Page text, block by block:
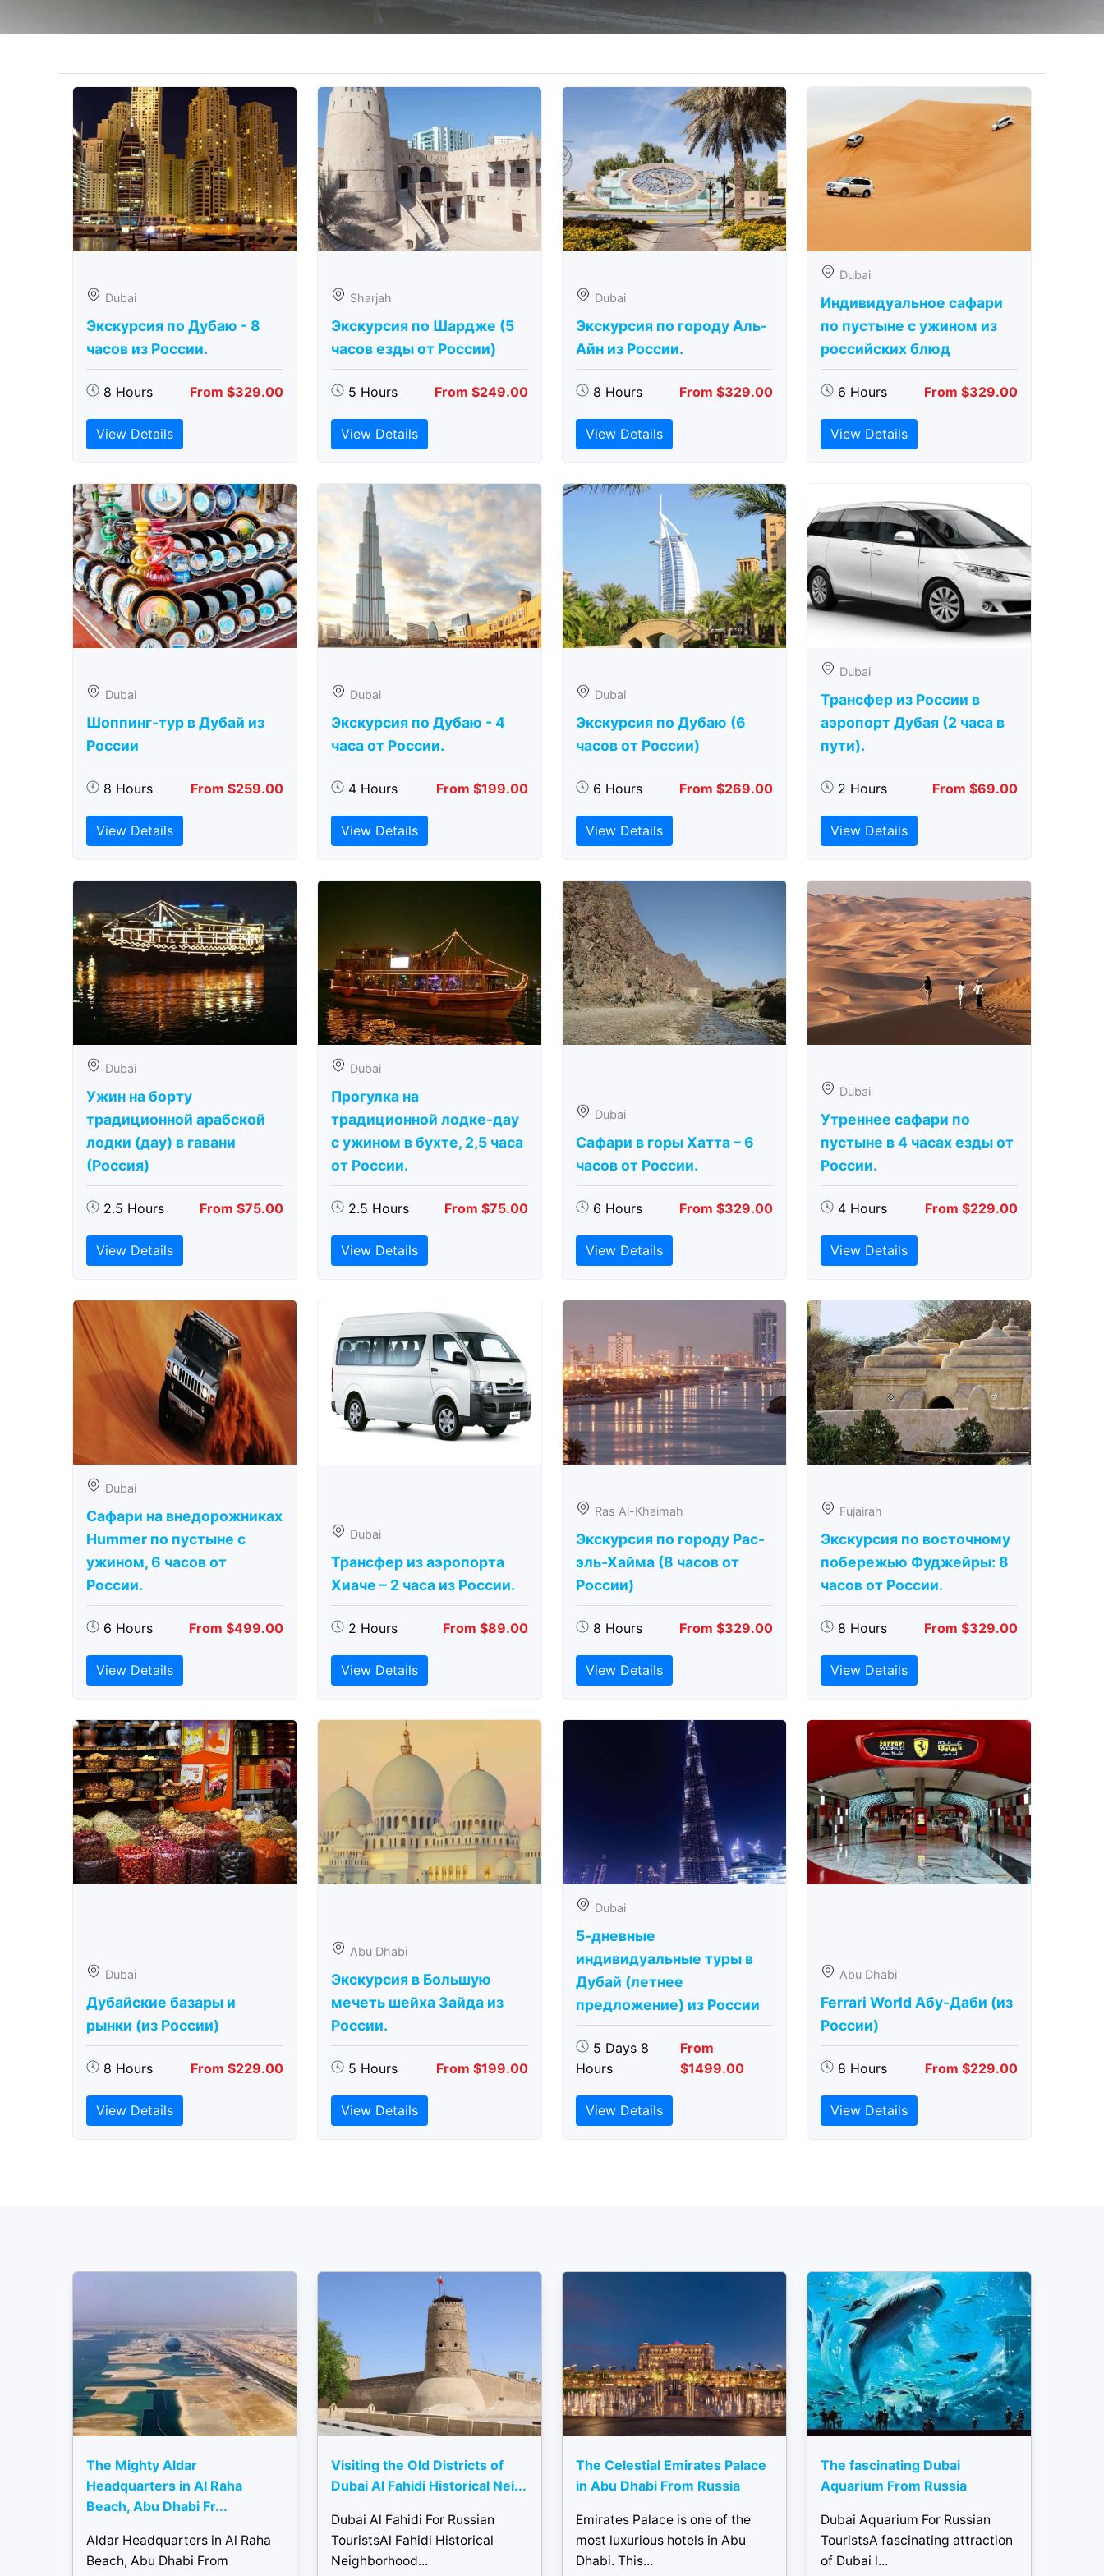
Dubai
Экскурсия по Дубаю - 8
часов из России.
8 Hours From $329.00
View Details
Sharjah
Экскурсия по Шардже (5
часов езды от России)
5 Hours From $249.00
View Details
Dubai
Экскурсия по городу Аль-
Айн из России.
8 Hours From $329.00
View Details
Dubai
Индивидуальное сафари
по пустыне с ужином из
российских блюд
6 Hours From $329.00
View Details
Dubai
Шоппинг-тур в Дубай из
России
8 Hours From $259.00
View Details
Dubai
Экскурсия по Дубаю - 4
часа от России.
4 Hours From $199.00
View Details
Dubai
Экскурсия по Дубаю (6
часов от России)
6 Hours From $269.00
View Details
Dubai
Трансфер из России в
аэропорт Дубая (2 часа в
пути).
2 Hours From $69.00
View Details
Dubai
Ужин на борту
традиционной арабской
лодки (дау) в гавани
(Россия)
2.5 Hours From $75.00
View Details
Dubai
Прогулка на
традиционной лодке-дау
с ужином в бухте, 2,5 часа
от России.
2.5 Hours From $75.00
View Details
Dubai
Сафари в горы Хатта – 6
часов от России.
6 Hours From $329.00
View Details
Dubai
Утреннее сафари по
пустыне в 4 часах езды от
России.
4 Hours From $229.00
View Details
Dubai
Сафари на внедорожниках
Hummer по пустыне с
ужином, 6 часов от
России.
6 Hours From $499.00
View Details
Dubai
Трансфер из аэропорта
Хиаче – 2 часа из России.
2 Hours From $89.00
View Details
Ras Al-Khaimah
Экскурсия по городу Рас-
эль-Хайма (8 часов от
России)
8 Hours From $329.00
View Details
Fujairah
Экскурсия по восточному
побережью Фуджейры: 8
часов от России.
8 Hours From $329.00
View Details
Dubai
Дубайские базары и
рынки (из России)
8 Hours From $229.00
View Details
Abu Dhabi
Экскурсия в Большую
мечеть шейха Зайда из
России.
5 Hours From $199.00
View Details
Dubai
5-дневные
индивидуальные туры в
Дубай (летнее
предложение) из России
5 Days 8
Hours
From
$1499.00
View Details
Abu Dhabi
Ferrari World Абу-Даби (из
России)
8 Hours From $229.00
View Details
The Mighty Aldar
Headquarters in Al Raha
Beach, Abu Dhabi Fr...
Aldar Headquarters in Al Raha
Beach, Abu Dhabi From
Visiting the Old Districts of
Dubai Al Fahidi Historical Nei...
Dubai Al Fahidi For Russian
TouristsAl Fahidi Historical
Neighborhood...
The Celestial Emirates Palace
in Abu Dhabi From Russia
Emirates Palace is one of the
most luxurious hotels in Abu
Dhabi. This...
The fascinating Dubai
Aquarium From Russia
Dubai Aquarium For Russian
TouristsA fascinating attraction
of Dubai l...